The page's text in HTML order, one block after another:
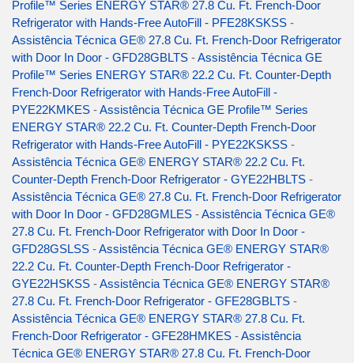
Profile™ Series ENERGY STAR® 27.8 Cu. Ft. French-Door
Refrigerator with Hands-Free AutoFill - PFE28KSKSS -
Assistência Técnica GE® 27.8 Cu. Ft. French-Door Refrigerator
with Door In Door - GFD28GBLTS -Assistência Técnica GE
Profile™ Series ENERGY STAR® 22.2 Cu. Ft. Counter-Depth
French-Door Refrigerator with Hands-Free AutoFill -
PYE22KMKES -Assistência Técnica GE Profile™ Series
ENERGY STAR® 22.2 Cu. Ft. Counter-Depth French-Door
Refrigerator with Hands-Free AutoFill - PYE22KSKSS -
Assistência Técnica GE® ENERGY STAR® 22.2 Cu. Ft.
Counter-Depth French-Door Refrigerator - GYE22HBLTS -
Assistência Técnica GE® 27.8 Cu. Ft. French-Door Refrigerator
with Door In Door - GFD28GMLES -Assistência Técnica GE®
27.8 Cu. Ft. French-Door Refrigerator with Door In Door -
GFD28GSLSS -Assistência Técnica GE® ENERGY STAR®
22.2 Cu. Ft. Counter-Depth French-Door Refrigerator -
GYE22HSKSS -Assistência Técnica GE® ENERGY STAR®
27.8 Cu. Ft. French-Door Refrigerator - GFE28GBLTS -
Assistência Técnica GE® ENERGY STAR® 27.8 Cu. Ft.
French-Door Refrigerator - GFE28HMKES -Assistência
Técnica GE® ENERGY STAR® 27.8 Cu. Ft. French-Door